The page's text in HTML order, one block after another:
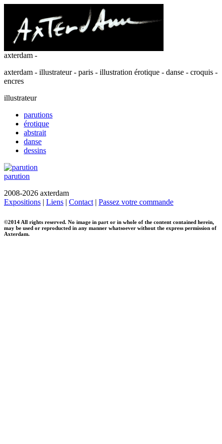
axterdam -
axterdam - illustrateur - paris - illustration érotique - danse - croquis -
encres
illustrateur
parutions
érotique
abstrait
danse
dessins
parution
2008-2026 axterdam
Expositions | Liens | Contact | Passez votre commande
©2014 All rights reserved. No image in part or in whole of the content contained herein,
may be used or reproducted in any manner whatsoever without the express permission of
Axterdam.